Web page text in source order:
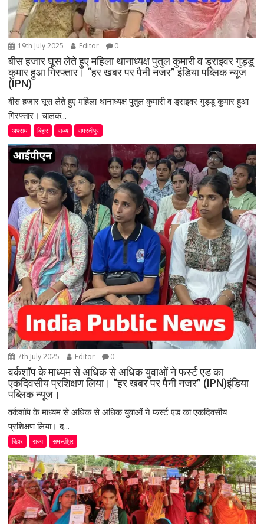
19th July 2025 Editor 0
बीस हजार घूस लेते हुए महिला थानाध्यक्ष पुतुल कुमारी व ड्राइवर गुड्डू
कुमार हुआ गिरफ्तार। “हर खबर पर पैनी नजर” इंडिया पब्लिक न्यूज
(IPN)
बीस हजार घूस लेते हुए महिला थानाध्यक्ष पुतुल कुमारी व ड्राइवर गुड्डू कुमार हुआ
गिरफ्तार। चालक...
अपराध बिहार राज्य समस्तीपुर
7th July 2025 Editor 0
वर्कशॉप के माध्यम से अधिक से अधिक युवाओं ने फर्स्ट एड का
एकदिवसीय प्रशिक्षण लिया। “हर खबर पर पैनी नजर” (IPN)इंडिया
पब्लिक न्यूज।
वर्कशॉप के माध्यम से अधिक से अधिक युवाओं ने फर्स्ट एड का एकदिवसीय
प्रशिक्षण लिया। द...
बिहार राज्य समस्तीपुर